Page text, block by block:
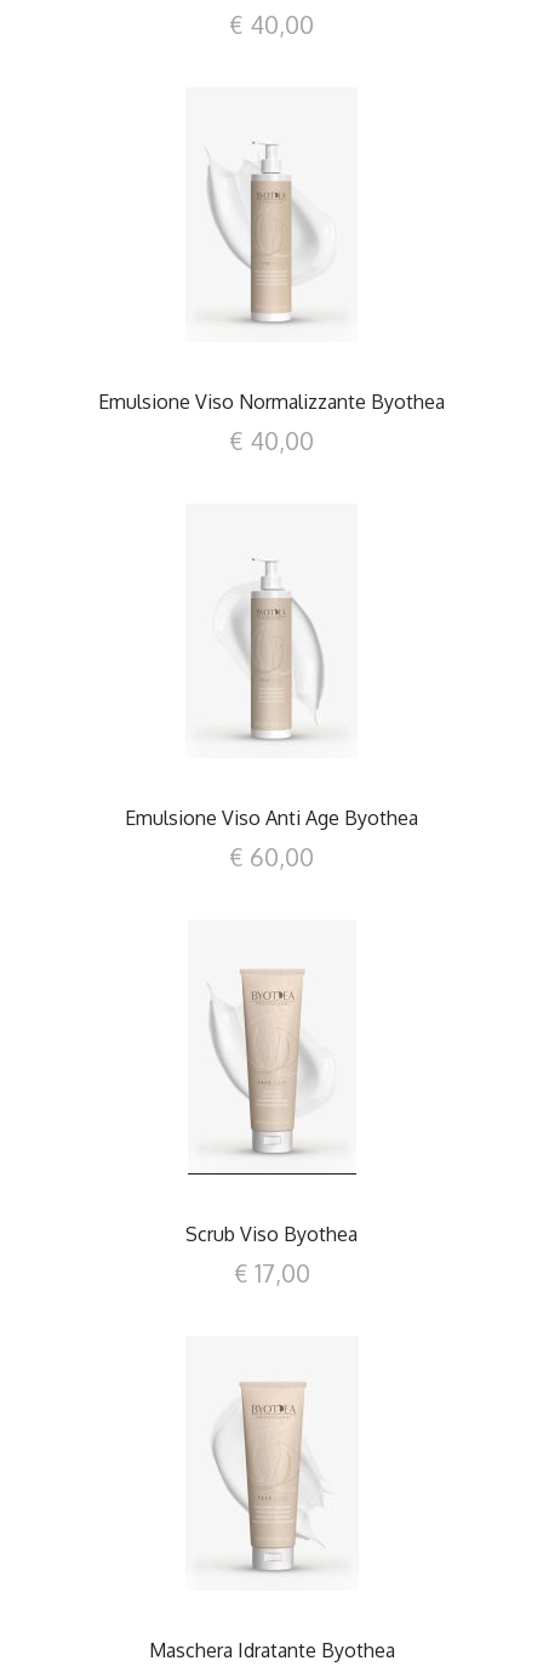
€ 40,00
DETTAGLI
Emulsione Viso Normalizzante Byothea
€ 40,00
DETTAGLI
Emulsione Viso Anti Age Byothea
€ 60,00
DETTAGLI
Scrub Viso Byothea
€ 17,00
DETTAGLI
Maschera Idratante Byothea